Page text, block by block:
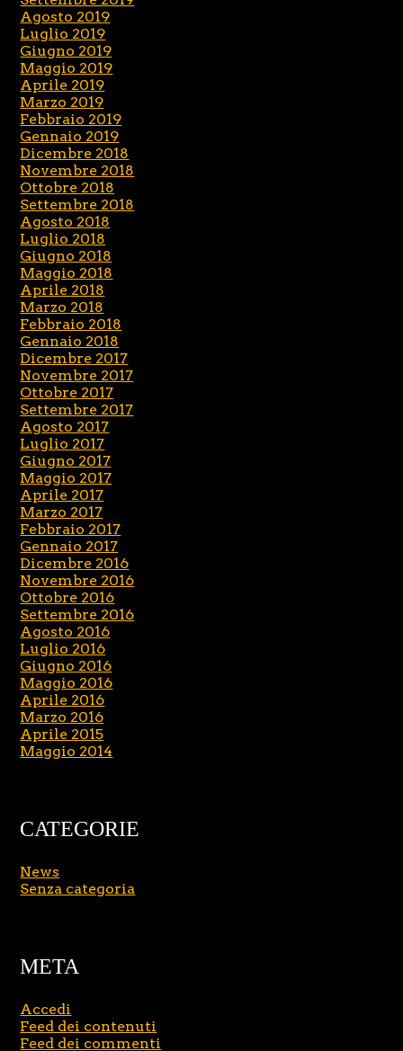
Agosto 2019
Luglio 2019
Giugno 2019
Maggio 2019
Aprile 2019
Marzo 2019
Febbraio 2019
Gennaio 2019
Dicembre 2018
Novembre 2018
Ottobre 2018
Settembre 2018
Agosto 2018
Luglio 2018
Giugno 2018
Maggio 2018
Aprile 2018
Marzo 2018
Febbraio 2018
Gennaio 2018
Dicembre 2017
Novembre 2017
Ottobre 2017
Settembre 2017
Agosto 2017
Luglio 2017
Giugno 2017
Maggio 2017
Aprile 2017
Marzo 2017
Febbraio 2017
Gennaio 2017
Dicembre 2016
Novembre 2016
Ottobre 2016
Settembre 2016
Agosto 2016
Luglio 2016
Giugno 2016
Maggio 2016
Aprile 2016
Marzo 2016
Aprile 2015
Maggio 2014
CATEGORIE
News
Senza categoria
META
Accedi
Feed dei contenuti
Feed dei commenti